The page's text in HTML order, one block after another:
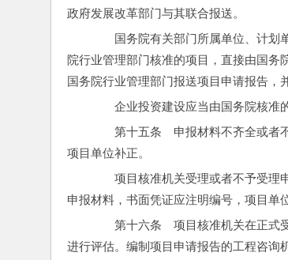
政府发展改革部门与其联合报送。
国务院有关部门所属单位、计划单
院行业管理部门核准的项目，直接由国务
国务院行业管理部门报送项目申请报告，
企业投资建设应当由国务院核准的
第十五条　申报材料不齐全或者不
项目单位补正。
项目核准机关受理或者不予受理申
申报材料，书面凭证应注明编号，项目单
第十六条　项目核准机关在正式受
进行评估。编制项目申请报告的工程咨询